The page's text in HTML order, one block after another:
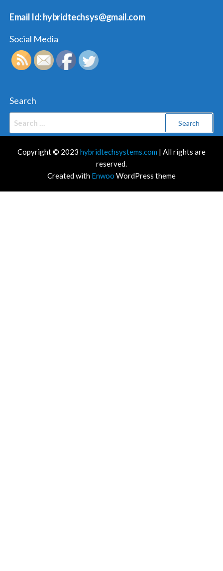
Email Id: hybridtechsys@gmail.com
Social Media
Search
Copyright © 2023 hybridtechsystems.com | All rights are
reserved.
Created with Enwoo WordPress theme